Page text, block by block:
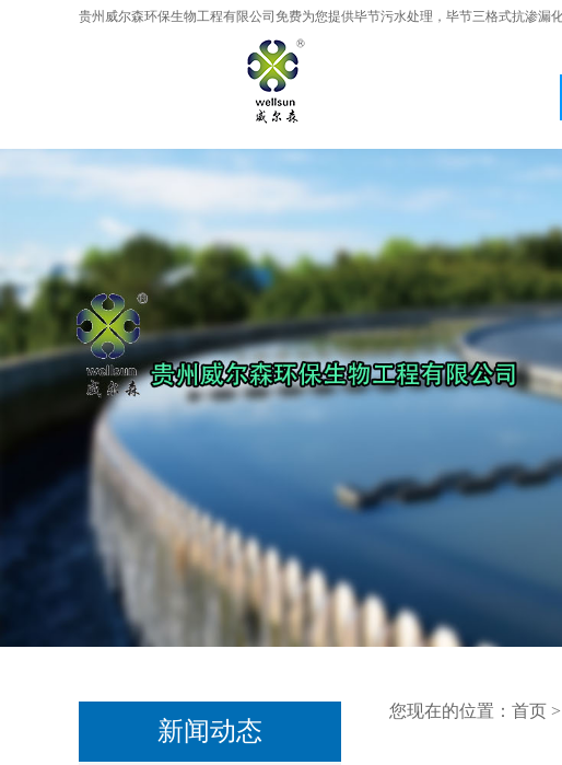
贵州威尔森环保生物工程有限公司免费为您提供毕节污水处理 ，毕节三格式抗渗漏
新闻动态
您现在的位置： 首页 >